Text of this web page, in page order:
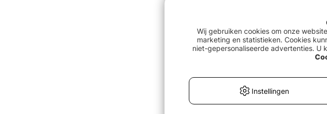
Wij gebruiken cookies om onze
marketing en statistieken. Cookies
niet-gepersonaliseerde advertenties. U
Instellingen